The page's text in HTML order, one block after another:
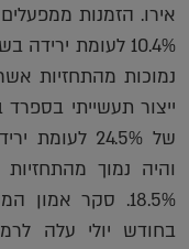
אירו. הזמנות
ייצור תעשייתי
והיה נמוך